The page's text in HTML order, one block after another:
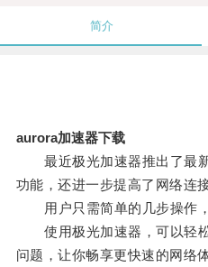
简介
aurora加速器下载
最近极光加速器推出了最
功能，还进一步提高了网络连
用户只需简单的几步操作，
使用极光加速器，可以轻
问题，让你畅享更快速的网络体